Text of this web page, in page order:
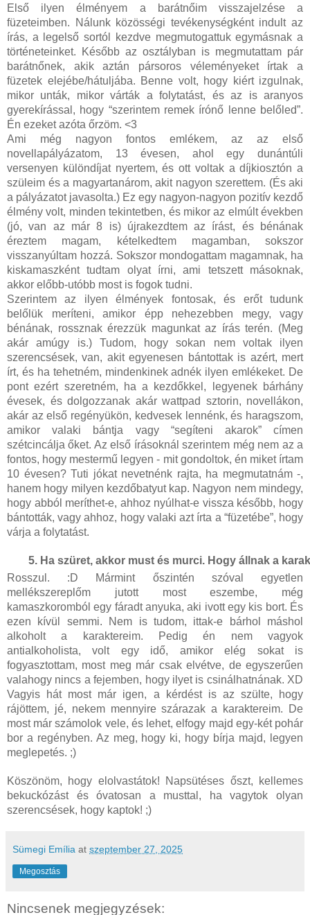
Első ilyen élményem a barátnőim visszajelzése a
füzeteimben. Nálunk közösségi tevékenységként indult az
írás, a legelső sortól kezdve megmutogattuk egymásnak a
történeteinket. Később az osztályban is megmutattam pár
barátnőnek, akik aztán pársoros véleményeket írtak a
füzetek elejébe/hátuljába. Benne volt, hogy kiért izgulnak,
mikor unták, mikor várták a folytatást, és az is aranyos
gyerekírással, hogy “szerintem remek írónő lenne belőled”.
Én ezeket azóta őrzöm. <3
Ami még nagyon fontos emlékem, az az első
novellapályázatom, 13 évesen, ahol egy dunántúli
versenyen különdíjat nyertem, és ott voltak a díjkiosztón a
szüleim és a magyartanárom, akit nagyon szerettem. (És aki
a pályázatot javasolta.) Ez egy nagyon-nagyon pozitív kezdő
élmény volt, minden tekintetben, és mikor az elmúlt években
(jó, van az már 8 is) újrakezdtem az írást, és bénának
éreztem magam, kételkedtem magamban, sokszor
visszanyúltam hozzá. Sokszor mondogattam magamnak, ha
kiskamaszként tudtam olyat írni, ami tetszett másoknak,
akkor előbb-utóbb most is fogok tudni.
Szerintem az ilyen élmények fontosak, és erőt tudunk
belőlük meríteni, amikor épp nehezebben megy, vagy
bénának, rossznak érezzük magunkat az írás terén. (Meg
akár amúgy is.) Tudom, hogy sokan nem voltak ilyen
szerencsések, van, akit egyenesen bántottak is azért, mert
írt, és ha tehetném, mindenkinek adnék ilyen emlékeket. De
pont ezért szeretném, ha a kezdőkkel, legyenek bárhány
évesek, és dolgozzanak akár wattpad sztorin, novellákon,
akár az első regényükön, kedvesek lennénk, és haragszom,
amikor valaki bántja vagy “segíteni akarok” címen
szétcincálja őket. Az első írásoknál szerintem még nem az a
fontos, hogy mestermű legyen - mit gondoltok, én miket írtam
10 évesen? Tuti jókat nevetnénk rajta, ha megmutatnám -,
hanem hogy milyen kezdőbatyut kap. Nagyon nem mindegy,
hogy abból meríthet-e, ahhoz nyúlhat-e vissza később, hogy
bántották, vagy ahhoz, hogy valaki azt írta a “füzetébe”, hogy
várja a folytatást.
Ha szüret, akkor must és murci. Hogy állnak a
Rosszul. :D Mármint őszintén szóval egyetlen
mellékszereplőm jutott most eszembe, még
kamaszkoromból egy fáradt anyuka, aki ivott egy kis bort. És
ezen kívül semmi. Nem is tudom, ittak-e bárhol máshol
alkoholt a karaktereim. Pedig én nem vagyok
antialkoholista, volt egy idő, amikor elég sokat is
fogyasztottam, most meg már csak elvétve, de egyszerűen
valahogy nincs a fejemben, hogy ilyet is csinálhatnának. XD
Vagyis hát most már igen, a kérdést is az szülte, hogy
rájöttem, jé, nekem mennyire szárazak a karaktereim. De
most már számolok vele, és lehet, elfogy majd egy-két pohár
bor a regényben. Az meg, hogy ki, hogy bírja majd, legyen
meglepetés. ;)
Köszönöm, hogy elolvastátok! Napsütéses őszt, kellemes
bekuckózást és óvatosan a musttal, ha vagytok olyan
szerencsések, hogy kaptok! ;)
Sümegi Emília at szeptember 27, 2025
Megosztás
Nincsenek megjegyzések: